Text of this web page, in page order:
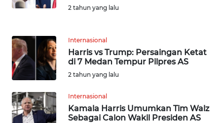
2 tahun yang lalu
Internasional
Harris vs Trump: Persaingan Ketat
di 7 Medan Tempur Pilpres AS
2 tahun yang lalu
Internasional
Kamala Harris Umumkan Tim Walz
Sebagai Calon Wakil Presiden AS
REDAKSI
KARIR
DISCLAIMER
News
Regional